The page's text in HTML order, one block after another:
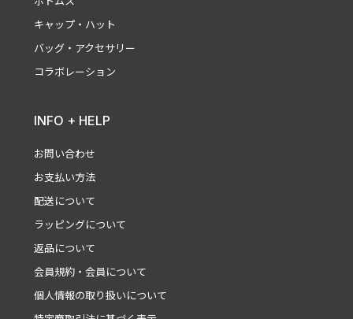
キャップ・ハット
バッグ・アクセサリー
コラボレーション
INFO + HELP
お問い合わせ
お支払い方法
配送について
ラッピングについて
返品について
会員規約・会員について
個人情報の取り扱いについて